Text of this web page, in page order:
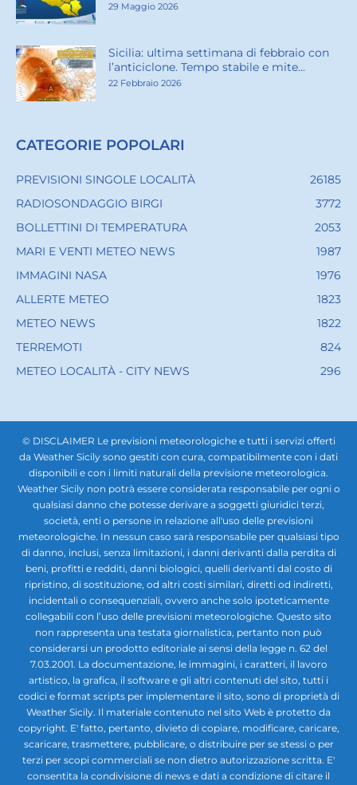
29 Maggio 2026
Sicilia: ultima settimana di febbraio con
l’anticiclone. Tempo stabile e mite...
22 Febbraio 2026
CATEGORIE POPOLARI
PREVISIONI SINGOLE LOCALITÀ
26185
RADIOSONDAGGIO BIRGI
3772
BOLLETTINI DI TEMPERATURA
2053
MARI E VENTI METEO NEWS
1987
IMMAGINI NASA
1976
ALLERTE METEO
1823
METEO NEWS
1822
TERREMOTI
824
METEO LOCALITÀ - CITY NEWS
296
© DISCLAIMER Le previsioni meteorologiche e tutti i servizi offerti
da Weather Sicily sono gestiti con cura, compatibilmente con i dati
disponibili e con i limiti naturali della previsione meteorologica.
Weather Sicily non potrà essere considerata responsabile per ogni o
qualsiasi danno che potesse derivare a soggetti giuridici terzi,
società, enti o persone in relazione all'uso delle previsioni
meteorologiche. In nessun caso sarà responsabile per qualsiasi tipo
di danno, inclusi, senza limitazioni, i danni derivanti dalla perdita di
beni, profitti e redditi, danni biologici, quelli derivanti dal costo di
ripristino, di sostituzione, od altri costi similari, diretti od indiretti,
incidentali o consequenziali, ovvero anche solo ipoteticamente
collegabili con l’uso delle previsioni meteorologiche. Questo sito
non rappresenta una testata giornalistica, pertanto non può
considerarsi un prodotto editoriale ai sensi della legge n. 62 del
7.03.2001. La documentazione, le immagini, i caratteri, il lavoro
artistico, la grafica, il software e gli altri contenuti del sito, tutti i
codici e format scripts per implementare il sito, sono di proprietà di
Weather Sicily. Il materiale contenuto nel sito Web è protetto da
copyright. E' fatto, pertanto, divieto di copiare, modificare, caricare,
scaricare, trasmettere, pubblicare, o distribuire per se stessi o per
terzi per scopi commerciali se non dietro autorizzazione scritta. E'
consentita la condivisione di news e dati a condizione di citare il